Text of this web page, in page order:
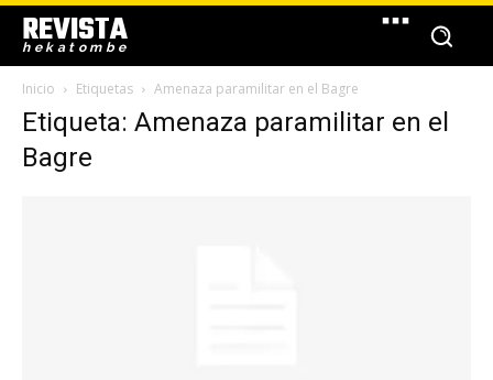
REVISTA
hekatombe
Inicio Etiquetas Amenaza paramilitar en el Bagre
Etiqueta: Amenaza paramilitar en el
Bagre